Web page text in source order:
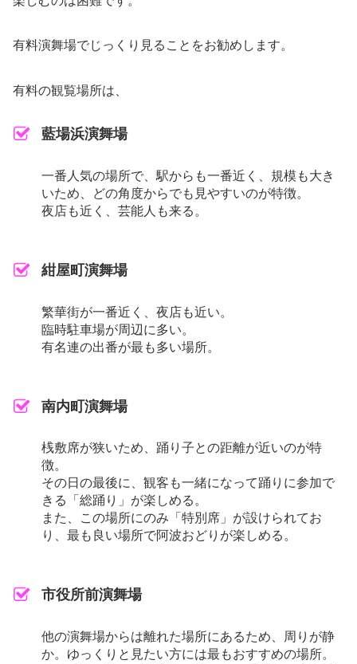
有料演舞場でじっくり見ることをお勧めします。
有料の観覧場所は、
藍場浜演舞場
一番人気の場所で、駅からも一番近く、規模も大き
いため、どの角度からでも見やすいのが特徴。
夜店も近く、芸能人も来る。
紺屋町演舞場
繁華街が一番近く、夜店も近い。
臨時駐車場が周辺に多い。
有名連の出番が最も多い場所。
南内町演舞場
桟敷席が狭いため、踊り子との距離が近いのが特
徴。
その日の最後に、観客も一緒になって踊りに参加で
きる「総踊り」が楽しめる。
また、この場所にのみ「特別席」が設けられてお
り、最も良い場所で阿波おどりが楽しめる。
市役所前演舞場
他の演舞場からは離れた場所にあるため、周りが静
か。ゆっくりと見たい方には最もおすすめの場所。